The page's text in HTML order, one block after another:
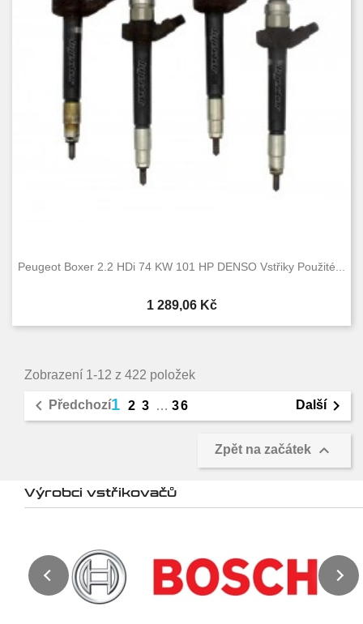
Peugeot Boxer 2.2 HDi 74 KW 101 HP DENSO Vstřiky Použité...
Cena
1 289,06 Kč
Zobrazení 1-12 z 422 položek
 Předchozí1 2 3 … 36 Další
Zpět na začátek 
Výrobci vstřikovačů